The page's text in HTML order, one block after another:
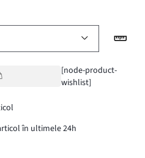
[node-product-
wishlist]
în ultimele 24h